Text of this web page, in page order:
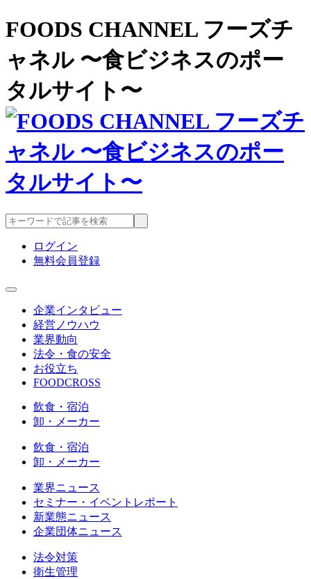
FOODS CHANNEL フーズチ
ャネル 〜食ビジネスのポー
タルサイト〜
ログイン
無料会員登録
企業インタビュー
経営ノウハウ
業界動向
法令・食の安全
お役立ち
FOODCROSS
飲食・宿泊
卸・メーカー
飲食・宿泊
卸・メーカー
業界ニュース
セミナー・イベントレポート
新業態ニュース
企業団体ニュース
法令対策
衛生管理